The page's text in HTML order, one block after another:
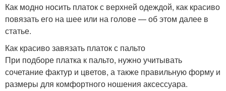
Как модно носить платок с верхней одеждой, как красиво
повязать его на шее или на голове — об этом далее в
статье.
Как красиво завязать платок с пальто
При подборе платка к пальто, нужно учитывать
сочетание фактур и цветов, а также правильную форму и
размеры для комфортного ношения аксессуара.